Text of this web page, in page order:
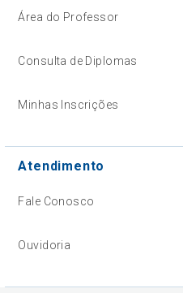
Área do Professor
Consulta de Diplomas
Minhas Inscrições
Atendimento
Fale Conosco
Ouvidoria